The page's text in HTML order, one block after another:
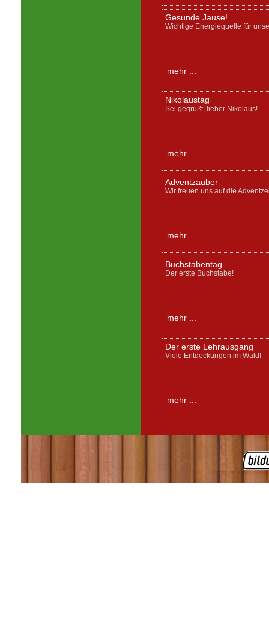
Gesunde Jause!
Wichtige Energiequelle für
mehr ...
Nikolaustag
Sei gegrüßt, lieber Nikolaus!
mehr ...
Adventzauber
Wir freuen uns auf die
mehr ...
Buchstabentag
Der erste Buchstabe!
mehr ...
Der erste Lehrausgang
Viele Entdeckungen im Wald!
mehr ...